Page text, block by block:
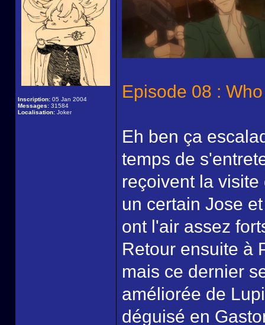
Inscription: 05 Jan 2004
Messages: 31584
Localisation: Joker
Episode 08 :
Eh ben ça
temps de
reçoivent la
un certain Jose
ont l'air assez
Retour ensuite à
mais ce dernier
améliorée de
déguisé en